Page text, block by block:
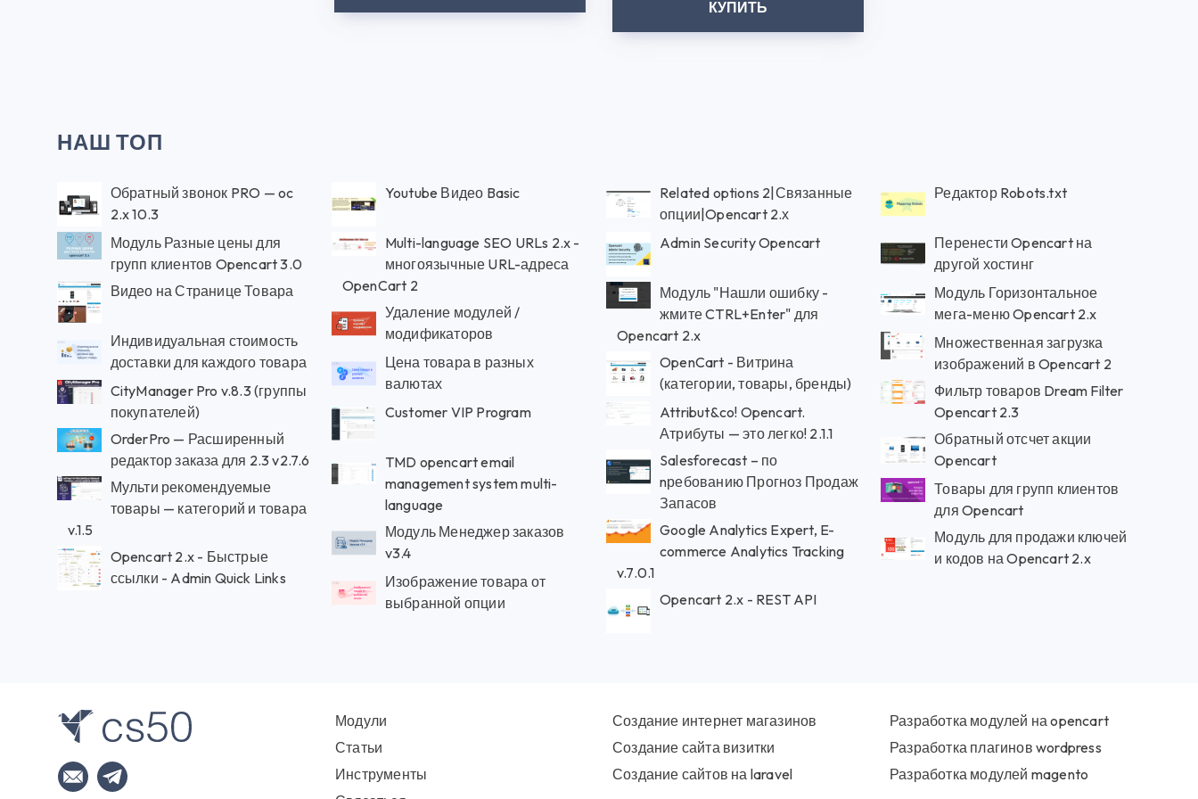
КУПИТЬ
НАШ ТОП
Обратный звонок PRO — oc
2.x 10.3
Модуль Разные цены для
групп клиентов Opencart 3.0
Видео на Странице Товара
Индивидуальная стоимость
доставки для каждого товара
CityManager Pro v.8.3 (группы
покупателей)
OrderPro — Расширенный
редактор заказа для 2.3 v2.7.6
Мульти рекомендуемые
товары — категорий и товара
v.1.5
Opencart 2.x - Быстрые
ссылки - Admin Quick Links
Youtube Видео Basic
Multi-language SEO URLs 2.x -
многоязычные URL-адреса
OpenCart 2
Удаление модулей /
модификаторов
Цена товара в разных
валютах
Customer VIP Program
TMD opencart email
management system multi-
language
Модуль Менеджер заказов
v3.4
Изображение товара от
выбранной опции
Related options 2|Связанные
опции|Opencart 2.х
Admin Security Opencart
Модуль "Нашли ошибку -
жмите CTRL+Enter" для
Opencart 2.x
OpenCart - Витрина
(категории, товары, бренды)
Attribut&co! Opencart.
Атрибуты — это легко! 2.1.1
Salesforecast – по
nребованию Прогноз Продаж
Запасов
Google Analytics Expert, E-
commerce Analytics Tracking
v.7.0.1
Opencart 2.x - REST API
Редактор Robots.txt
Перенести Opencart на
другой хостинг
Модуль Горизонтальное
мега-меню Opencart 2.x
Множественная загрузка
изображений в Opencart 2
Фильтр товаров Dream Filter
Opencart 2.3
Обратный отсчет акции
Opencart
Товары для групп клиентов
для Opencart
Модуль для продажи ключей
и кодов на Opencart 2.x
Модули
Статьи
Инструменты
Создание интернет магазинов
Создание сайта визитки
Создание сайтов на laravel
Разработка модулей на opencart
Разработка плагинов wordpress
Разработка модулей magento